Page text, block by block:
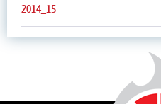
2014_15